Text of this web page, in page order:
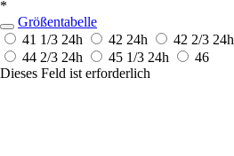
*
Größentabelle
41 1/3 24h 42 24h 42 2/3 24h
44 2/3 24h 45 1/3 24h
46
Dieses Feld ist erforderlich